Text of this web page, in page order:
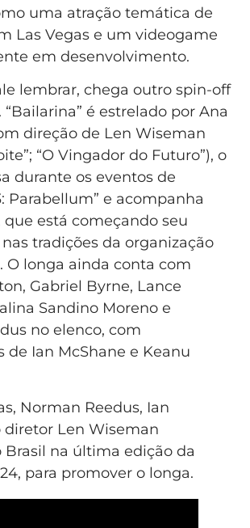
uma atração temática de
Las Vegas e um videogame
em desenvolvimento.
lembrar, chega outro spin-off
“Bailarina” é estrelado por Ana
direção de Len Wiseman
“O Vingador do Futuro”), o
durante os eventos de
Parabellum” e acompanha
que está começando seu
tradições da organização
O longa ainda conta com
Gabriel Byrne, Lance
Sandino Moreno e
no elenco, com
de Ian McShane e Keanu
Norman Reedus, Ian
diretor Len Wiseman
Brasil na última edição da
para promover o longa.